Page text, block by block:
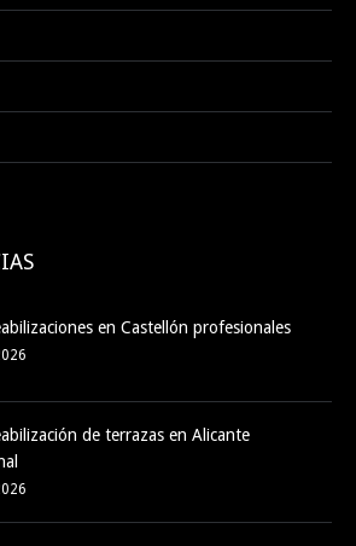
en Castellón profesionales
de terrazas en Alicante